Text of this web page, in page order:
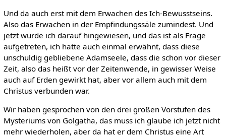
Und da auch erst mit dem Erwachen des Ich-Bewusstseins.
Also das Erwachen in der Empfindungssäle zumindest. Und
jetzt wurde ich darauf hingewiesen, und das ist als Frage
aufgetreten, ich hatte auch einmal erwähnt, dass diese
unschuldig gebliebene Adamseele, dass die schon vor dieser
Zeit, also das heißt vor der Zeitenwende, in gewisser Weise
auch auf Erden gewirkt hat, aber vor allem auch mit dem
Christus verbunden war.
Wir haben gesprochen von den drei großen Vorstufen des
Mysteriums von Golgatha, das muss ich glaube ich jetzt nicht
mehr wiederholen, aber da hat er dem Christus eine Art